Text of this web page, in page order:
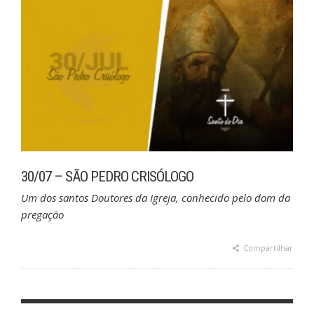
30/07 – SÃO PEDRO CRISÓLOGO
Um dos santos Doutores da Igreja, conhecido pelo dom da
pregação
Compartilhar